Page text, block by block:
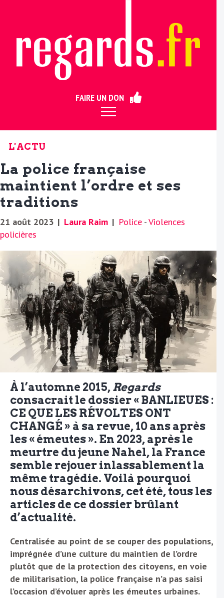
FAIRE UN DON
L'ACTU
La police française
maintient l’ordre et ses
traditions
21 août 2023 | Laura Raim | Police -Violences
policières
À l’automne 2015,Regards
consacrait le dossier « BANLIEUES :
CE QUE LES RÉVOLTES ONT
CHANGÉ » à sa revue, 10 ans après
les « émeutes ». En 2023, après le
meurtre du jeune Nahel, la France
semble rejouer inlassablement la
même tragédie. Voilà pourquoi
nous désarchivons, cet été, tous les
articles de ce dossier brûlant
d’actualité.
Centralisée au point de se couper des populations,
imprégnée d’une culture du maintien de l’ordre
plutôt que de la protection des citoyens, en voie
de militarisation, la police française n’a pas saisi
l’occasion d’évoluer après les émeutes urbaines.